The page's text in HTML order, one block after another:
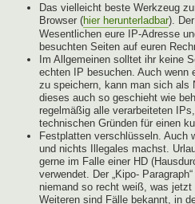
Das vielleicht beste Werkzeug
Browser (hier herunterladbar).
Wesentlichen eure IP-Adresse
besuchten Seiten auf euren
Im Allgemeinen solltet ihr keine
echten IP besuchen. Auch wenn
zu speichern, kann man sich als
dieses auch so geschieht wie
regelmäßig alle verarbeiteten
technischen Gründen für einen
Festplatten verschlüsseln. Auch
und nichts Illegales machst.
gerne im Falle einer HD
verwendet. Der „Kipo-
niemand so recht weiß, was
Weiteren sind Fälle bekannt, in